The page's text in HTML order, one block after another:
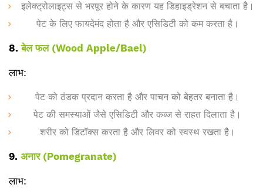
इलेक्ट्रोलाइट्स से भरपूर होने के कारण यह डिहाइड्रेशन से बचाता है।
पेट के लिए फायदेमंद होता है और एसिडिटी को कम करता है।
8.बेल फल (Wood Apple/Bael)
लाभ:
पेट को ठंडक प्रदान करता है और पाचन को बेहतर बनाता है।
पेट की समस्याओं जैसे एसिडिटी और कब्ज से राहत दिलाता है।
शरीर को डिटॉक्स करता है और लिवर को स्वस्थ रखता है।
9. अनार (Pomegranate)
लाभ: